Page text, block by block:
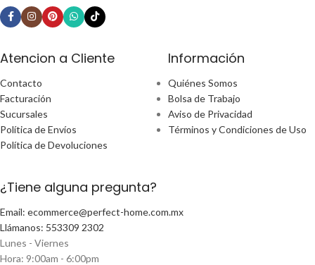
Atencion a Cliente
Contacto
Facturación
Sucursales
Política de Envíos
Política de Devoluciones
Información
Quiénes Somos
Bolsa de Trabajo
Aviso de Privacidad
Términos y Condiciones de Uso
¿Tiene alguna pregunta?
Email: ecommerce@perfect-home.com.mx
Llámanos: 553309 2302
Lunes - Viernes
Hora: 9:00am - 6:00pm